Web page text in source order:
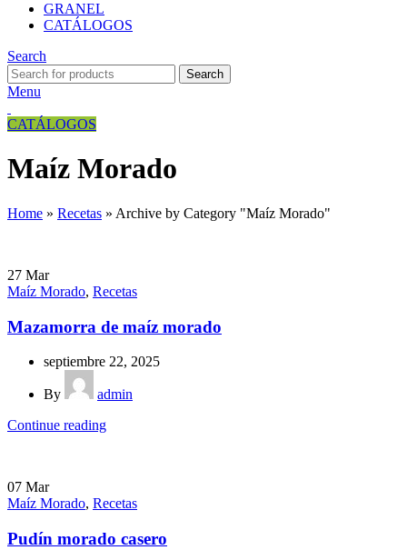
GRANEL
CATÁLOGOS
Search
Search
Menu
CATÁLOGOS
Maíz Morado
Home » Recetas » Archive by Category "Maíz Morado"
27 Mar
Maíz Morado, Recetas
Mazamorra de maíz morado
septiembre 22, 2025
By
admin
Continue reading
07 Mar
Maíz Morado, Recetas
Pudín morado casero